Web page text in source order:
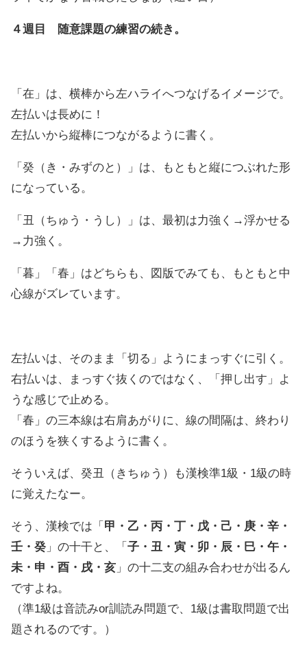
４週目 随意課題の練習の続き。
「在」は、横棒から左ハライへつなげるイメージで。
左払いは長めに！
左払いから縦棒につながるように書く。
「癸（き・みずのと）」は、もともと縦につぶれた形
になっている。
「丑（ちゅう・うし）」は、最初は力強く→浮かせる
→力強く。
「暮」「春」はどちらも、図版でみても、もともと中
心線がズレています。
左払いは、そのまま「切る」ようにまっすぐに引く。
右払いは、まっすぐ抜くのではなく、「押し出す」よ
うな感じで止める。
「春」の三本線は右肩あがりに、線の間隔は、終わり
のほうを狭くするように書く。
そういえば、癸丑（きちゅう）も漢検準1級・1級の時
に覚えたなー。
そう、漢検では「 甲・乙・丙・丁・戊・己・庚・辛・
壬・癸 」の十干と、「 子・丑・寅・卯・辰・巳・午・
未・申・酉・戌・亥 」の十二支の組み合わせが出るん
ですよね。
（準1級は音読みor訓読み問題で、1級は書取問題で出
題されるのです。）